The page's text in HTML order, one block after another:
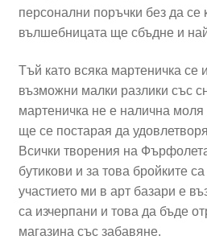
персонални поръчки без да се
вълшебницата ще сбъдне и
Тъй като всяка мартеничка се
възможни малки разлики със
мартеничка не е налична
ще се постарая да
Всички творения на
бутикови и за това бройките
участието ми в арт базари е
са изчерпани и това да бъде
магазина със забавяне.